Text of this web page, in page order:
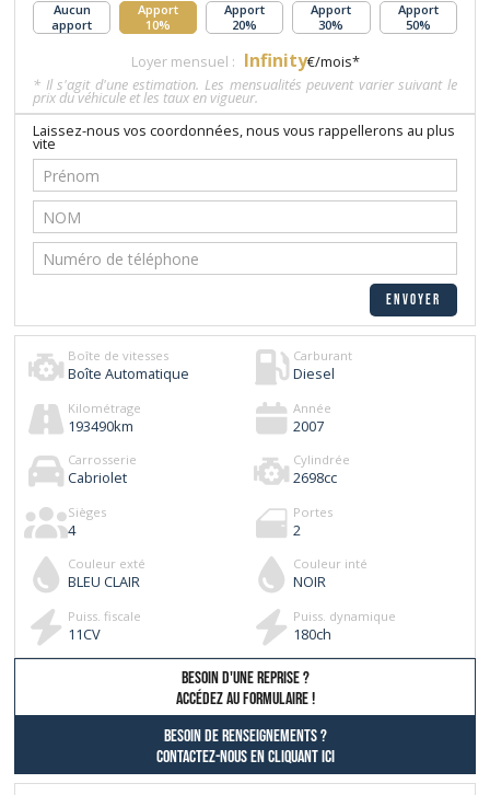
Aucun
apport
Apport
10%
Apport
20%
Apport
30%
Apport
50%
Loyer mensuel : Infinity€/mois*
* Il s'agit d'une estimation. Les mensualités peuvent varier suivant le
prix du véhicule et les taux en vigueur.
Laissez-nous vos coordonnées, nous vous rappellerons au plus
vite
Boîte de vitesses
Boîte Automatique
Carburant
Diesel
Kilométrage
193490km
Année
2007
Carrosserie
Cabriolet
Cylindrée
2698cc
Sièges
4
Portes
2
Couleur exté
BLEU CLAIR
Couleur inté
NOIR
Puiss. fiscale
11CV
Puiss. dynamique
180ch
besoin d'une reprise ?
AccÉdez au formulaire !
Besoin de renseignements ?
contactez-nous en cliquant ici